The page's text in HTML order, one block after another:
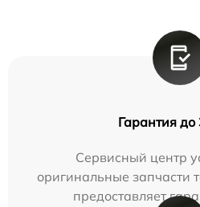
Гарантия до
Сервисный центр
оригинальные запчасти
предоставляет